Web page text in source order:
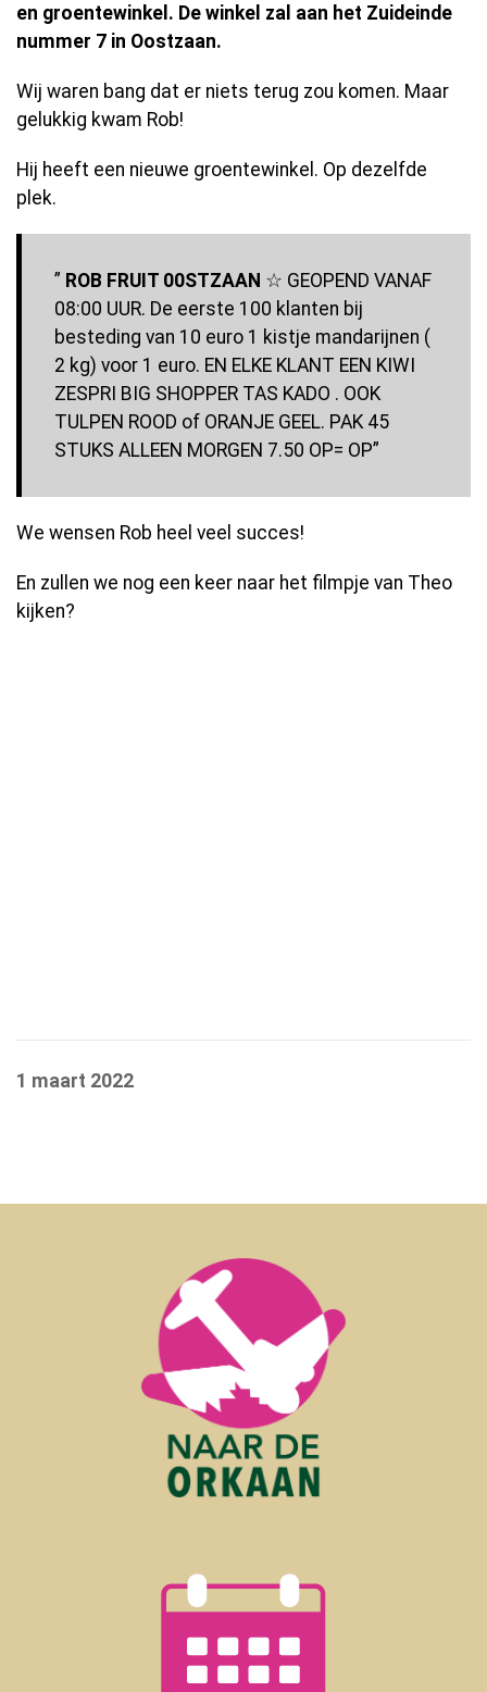
en groentewinkel. De winkel zal aan het Zuideinde
nummer 7 in Oostzaan.
Wij waren bang dat er niets terug zou komen. Maar
gelukkig kwam Rob!
Hij heeft een nieuwe groentewinkel. Op dezelfde
plek.
” ROB FRUIT 00STZAAN ☆ GEOPEND VANAF
08:00 UUR. De eerste 100 klanten bij
besteding van 10 euro 1 kistje mandarijnen (
2 kg) voor 1 euro. EN ELKE KLANT EEN KIWI
ZESPRI BIG SHOPPER TAS KADO . OOK
TULPEN ROOD of ORANJE GEEL. PAK 45
STUKS ALLEEN MORGEN 7.50 OP= OP”
We wensen Rob heel veel succes!
En zullen we nog een keer naar het filmpje van Theo
kijken?
1 maart 2022